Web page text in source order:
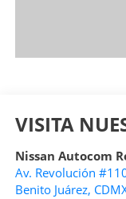
VISITA
Nissan Autocom
Av. Revolución
Benito Juárez,